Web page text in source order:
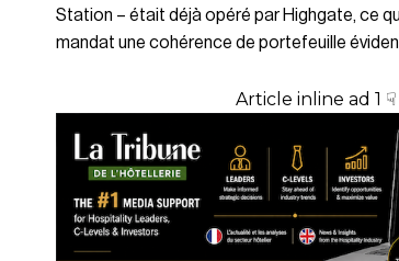
Station – était déjà opéré par Highgate, ce
mandat une cohérence de portefeuille
Article inline ad 1 ☟